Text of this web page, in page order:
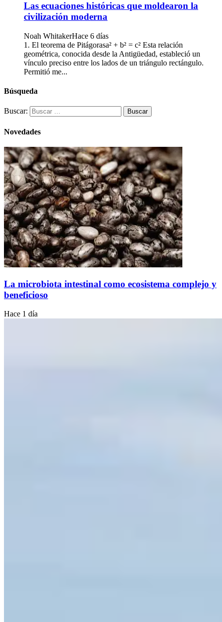
Las ecuaciones históricas que moldearon la
civilización moderna
Noah WhitakerHace 6 días
1. El teorema de Pitágorasa² + b² = c² Esta relación
geométrica, conocida desde la Antigüedad, estableció un
vínculo preciso entre los lados de un triángulo rectángulo.
Permitió me...
Búsqueda
Buscar:
Novedades
La microbiota intestinal como ecosistema complejo y
beneficioso
Hace 1 día